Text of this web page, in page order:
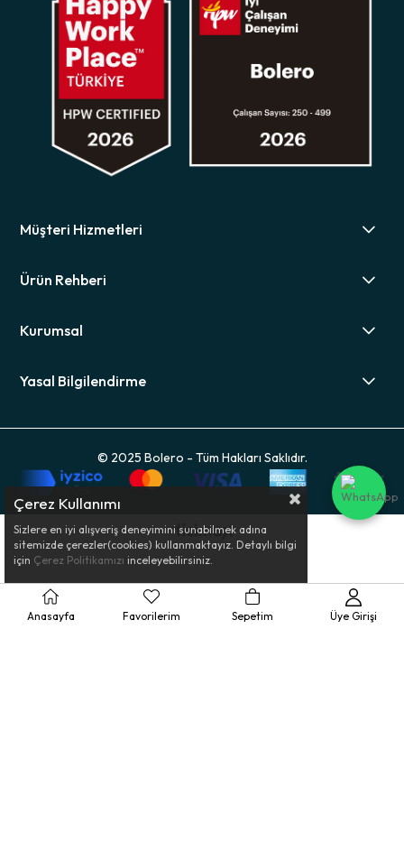
Müşteri Hizmetleri
Ürün Rehberi
Kurumsal
Yasal Bilgilendirme
© 2025 Bolero - Tüm Hakları Saklıdır.
Çerez Kullanımı
Sizlere en iyi alışveriş deneyimini sunabilmek adına
sitemizde çerezler(cookies) kullanmaktayız. Detaylı bilgi
için Çerez Politikamızı inceleyebilirsiniz.
Anasayfa Favorilerim Sepetim Üye Girişi